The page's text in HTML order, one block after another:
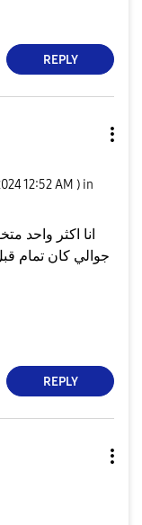
REPLY
12:52 AM ) in
انا اكثر واحد
جوالي كان تمام
REPLY